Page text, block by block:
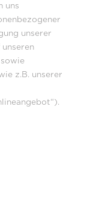
uns
unserer
z.B. unserer